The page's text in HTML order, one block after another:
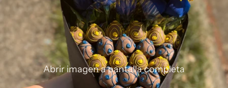
Abrir imagen a pantalla completa